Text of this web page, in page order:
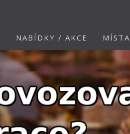
NABÍDKY / AKCE MÍSTA